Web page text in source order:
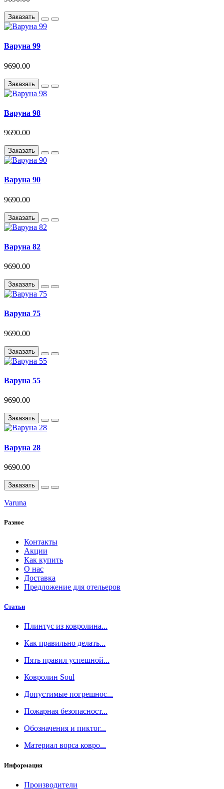
Заказать
Варуна 99
9690.00
Заказать
Варуна 98
9690.00
Заказать
Варуна 90
9690.00
Заказать
Варуна 82
9690.00
Заказать
Варуна 75
9690.00
Заказать
Варуна 55
9690.00
Заказать
Варуна 28
9690.00
Заказать
Varuna
Разное
Контакты
Акции
Как купить
О нас
Доставка
Предложение для отельеров
Статьи
Плинтус из ковролина...
Как правильно делать...
Пять правил успешной...
Ковролин Soul
Допустимые погрешнос...
Пожарная безопасност...
Обозначения и пиктог...
Материал ворса ковро...
Информация
Производители